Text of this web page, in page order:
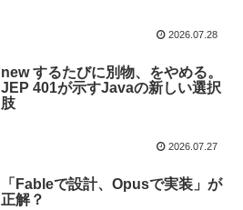
2026.07.28
new するたびに別物、をやめる。
JEP 401が示すJavaの新しい選択
肢
2026.07.27
「Fableで設計、Opusで実装」が
正解？